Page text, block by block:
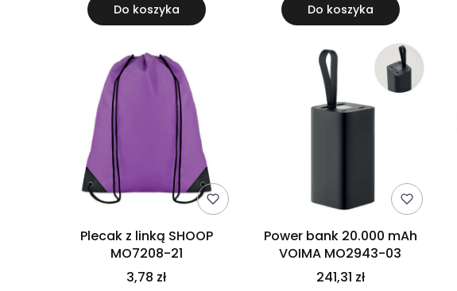
Do koszyka Do koszyka
Plecak z linką SHOOP
MO7208-21
3,78 zł
Power bank 20.000 mAh
VOIMA MO2943-03
241,31 zł